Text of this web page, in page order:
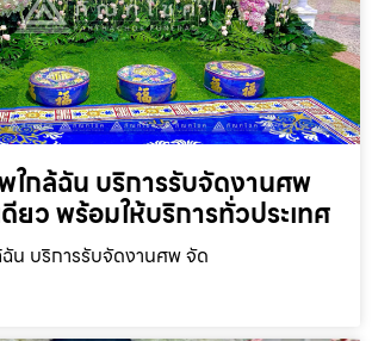
ใกล้ฉัน บริการรับจัดงานศพ
ยว พร้อมให้บริการทั่วประเทศ
น บริการรับจัดงานศพ จัด